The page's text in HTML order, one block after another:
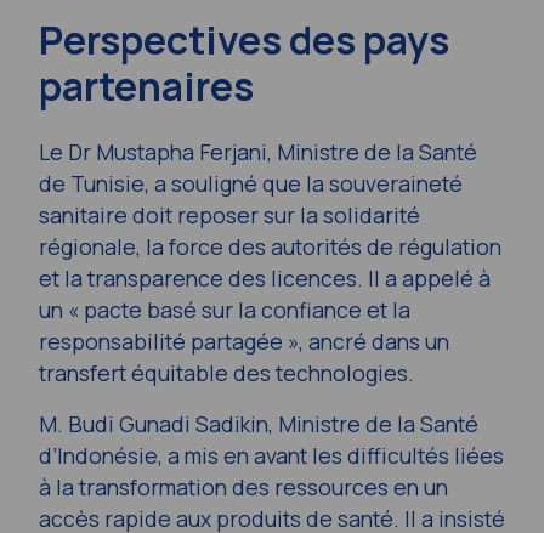
Perspectives des pays
partenaires
Le Dr Mustapha Ferjani, Ministre de la Santé
de Tunisie, a souligné que la souveraineté
sanitaire doit reposer sur la solidarité
régionale, la force des autorités de régulation
et la transparence des licences. Il a appelé à
un « pacte basé sur la confiance et la
responsabilité partagée », ancré dans un
transfert équitable des technologies.
M. Budi Gunadi Sadikin, Ministre de la Santé
d’Indonésie, a mis en avant les difficultés liées
à la transformation des ressources en un
accès rapide aux produits de santé. Il a insisté